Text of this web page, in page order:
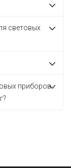
световых
приборов